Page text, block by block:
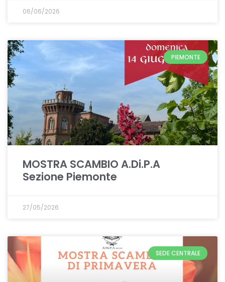
06/06/2026
PIEMONTE
MOSTRA SCAMBIO A.Di.P.A
Sezione Piemonte
27/05/2026
SEDE CENTRALE